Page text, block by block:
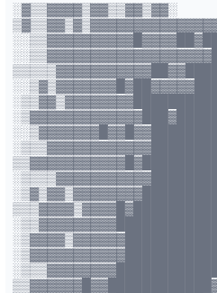
░▓▒▒▓▓▓▓▒▓▓▒▒▓▓▒▓▓░